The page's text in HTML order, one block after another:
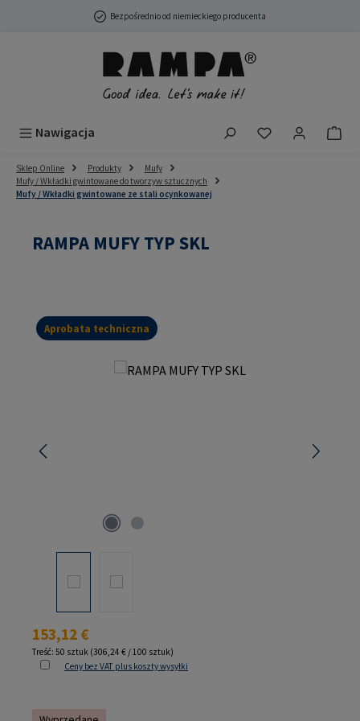
Przejdź do głównej zawartościBezpośrednio od niemieckiego producenta
Nawigacja Masz 0
Sklep Online Produkty
Mufy
Mufy / Wkładki gwintowane do tworzyw sztucznych
Mufy / Wkładki gwintowane ze stali ocynkowanej
RAMPA MUFY TYP SKL
Aprobata techniczna
Pomiń galerię zdjęć
Cena regularna:
153,12 €
Treść: 50 sztuk (306,24 € / 100 sztuk)
Ceny bez VAT plus koszty wysyłki